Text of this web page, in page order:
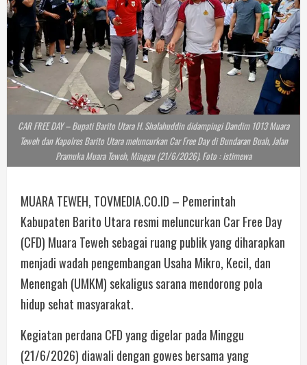
CAR FREE DAY – Bupati Barito Utara H. Shalahuddin didampingi Dandim 1013 Muara
Teweh dan Kapolres Barito Utara meluncurkan Car Free Day di Bundaran Buah, Jalan
Pramuka Muara Teweh, Minggu (21/6/2026). Foto : istimewa
MUARA TEWEH, TOVMEDIA.CO.ID – Pemerintah
Kabupaten Barito Utara resmi meluncurkan Car Free Day
(CFD) Muara Teweh sebagai ruang publik yang diharapkan
menjadi wadah pengembangan Usaha Mikro, Kecil, dan
Menengah (UMKM) sekaligus sarana mendorong pola
hidup sehat masyarakat.
Kegiatan perdana CFD yang digelar pada Minggu
(21/6/2026) diawali dengan gowes bersama yang